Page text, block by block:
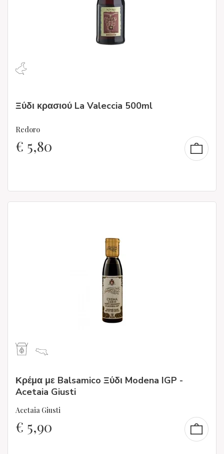
Ξύδι κρασιού La Valeccia 500ml
Redoro
€ 5,80
Κρέμα με Balsamico Ξύδι Modena IGP -
Acetaia Giusti
Acetaia Giusti
€ 5,90